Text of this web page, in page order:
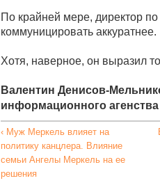
По крайней мере, директор
коммуницировать аккуратнее.
Хотя, наверное, он выразил
Валентин Денисов-
информационного
‹ Муж Меркель влияет на
политику канцлера. Влияние
семьи Ангелы Меркель на ее
решения